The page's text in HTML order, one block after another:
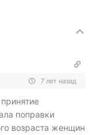
7 лет назад
поправки
возраста женщин